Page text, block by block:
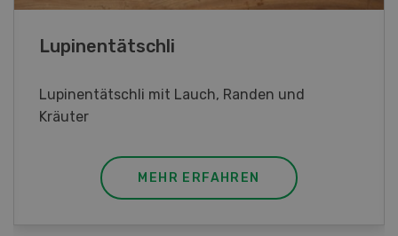
Frühlingsrollen
Frühlingsrollen mit Poulet
MEHR ERFAHREN